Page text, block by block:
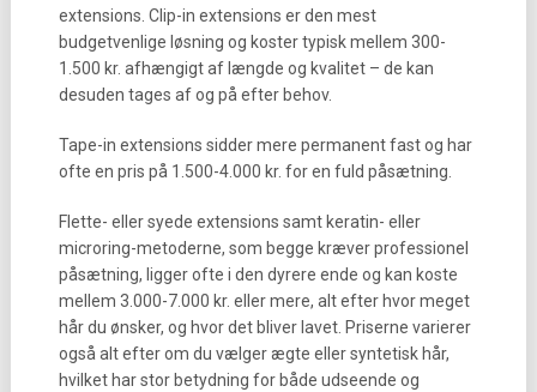
extensions. Clip-in extensions er den mest
budgetvenlige løsning og koster typisk mellem 300-
1.500 kr. afhængigt af længde og kvalitet – de kan
desuden tages af og på efter behov.
Tape-in extensions sidder mere permanent fast og har
ofte en pris på 1.500-4.000 kr. for en fuld påsætning.
Flette- eller syede extensions samt keratin- eller
microring-metoderne, som begge kræver professionel
påsætning, ligger ofte i den dyrere ende og kan koste
mellem 3.000-7.000 kr. eller mere, alt efter hvor meget
hår du ønsker, og hvor det bliver lavet. Priserne varierer
også alt efter om du vælger ægte eller syntetisk hår,
hvilket har stor betydning for både udseende og